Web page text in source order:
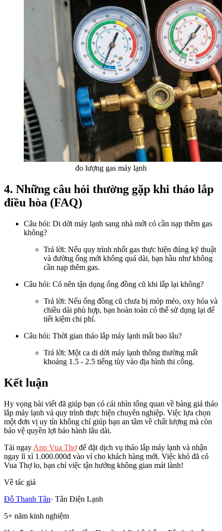
đo lượng gas máy lạnh
4. Những câu hỏi thường gặp khi tháo lắp
điều hòa (FAQ)
Câu hỏi: Di dời máy lạnh sang nhà mới có cần nạp thêm gas
không?
Trả lời: Nếu quy trình nhốt gas thực hiện đúng kỹ thuật
và đường ống mới không quá dài, bạn hầu như không
cần nạp thêm gas.
Câu hỏi: Có nên tận dụng ống đồng cũ khi lắp lại không?
Trả lời: Nếu ống đồng cũ chưa bị móp méo, oxy hóa và
chiều dài phù hợp, bạn hoàn toàn có thể sử dụng lại để
tiết kiệm chi phí.
Câu hỏi: Thời gian tháo lắp máy lạnh mất bao lâu?
Trả lời: Một ca di dời máy lạnh thông thường mất
khoảng 1.5 - 2.5 tiếng tùy vào địa hình thi công.
Kết luận
Hy vọng bài viết đã giúp bạn có cái nhìn tổng quan về bảng giá tháo
lắp máy lạnh và quy trình thực hiện chuyên nghiệp. Việc lựa chọn
một đơn vị uy tín không chỉ giúp bạn an tâm về chất lượng mà còn
bảo vệ quyền lợi bảo hành lâu dài.
Tải ngay App Vua Thợđể đặt dịch vụ tháo lắp máy lạnh và nhận
ngay lì xì 1.000.000đ vào ví cho khách hàng mới. Việc khó đã có
Vua Thợ lo, bạn chỉ việc tận hưởng không gian mát lành!
Về tác giả
Đỗ Thanh Tân· Tân Điện Lạnh
5+ năm kinh nghiệm